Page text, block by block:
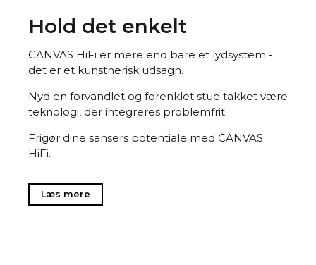
Hold det enkelt
CANVAS HiFi er mere end bare et lydsystem -
det er et kunstnerisk udsagn.
Nyd en forvandlet og forenklet stue takket være
teknologi, der integreres problemfrit.
Frigør dine sansers potentiale med CANVAS
HiFi.
Læs mere